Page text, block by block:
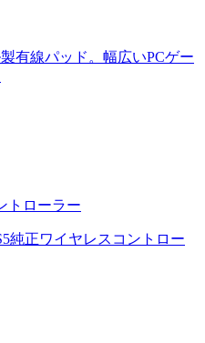
有線パッド。幅広いPCゲー
トローラー
純正ワイヤレスコントロー